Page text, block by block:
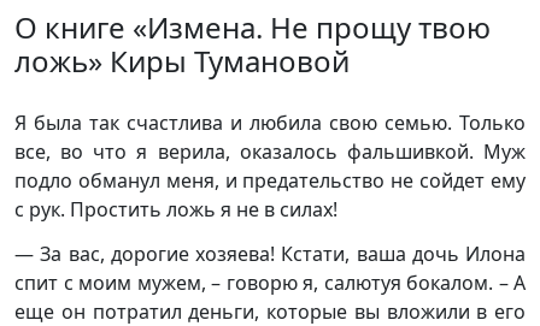
О книге «Измена. Не прощу твою
ложь» Киры Тумановой
Я была так счастлива и любила свою семью. Только
все, во что я верила, оказалось фальшивкой. Муж
подло обманул меня, и предательство не сойдет ему
с рук. Простить ложь я не в силах!
— За вас, дорогие хозяева! Кстати, ваша дочь Илона
спит с моим мужем, – говорю я, салютуя бокалом. – А
еще он потратил деньги, которые вы вложили в его